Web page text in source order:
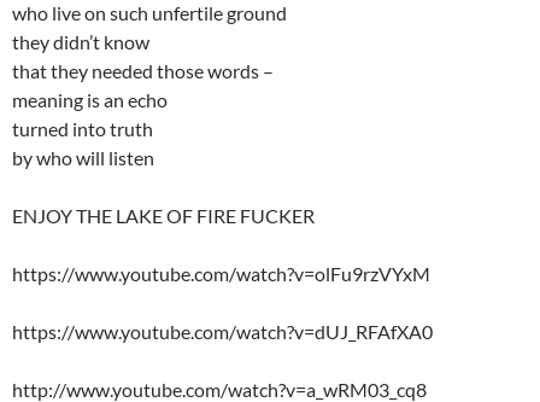
who live on such unfertile ground
they didn’t know
that they needed those words –
meaning is an echo
turned into truth
by who will listen
ENJOY THE LAKE OF FIRE FUCKER
https://www.youtube.com/watch?v=olFu9rzVYxM
https://www.youtube.com/watch?v=dUJ_RFAfXA0
http://www.youtube.com/watch?v=a_wRM03_cq8